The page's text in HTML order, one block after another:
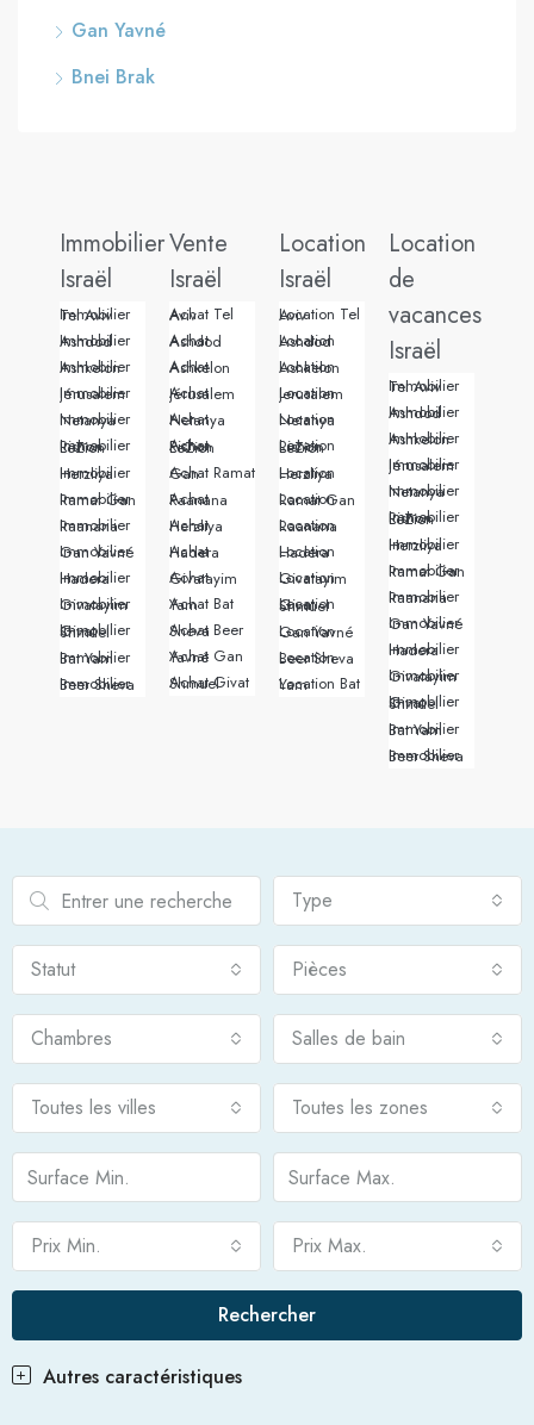
Gan Yavné
Bnei Brak
Immobilier
Israël
Immobilier Tel Aviv
Immobilier Ashdod
Immobilier Ashkelon
Immobilier Jérusalem
Immobilier Netanya
Immobilier Rishon LeZion
Immobilier Herzliya
Immobilier Ramat Gan
Immobilier Raanana
Immobilier Gan Yavné
Immobilier Hadera
Immobilier Givatayim
Immobilier Givat Shmuel
Immobilier Bat Yam
Immobilier Beer Sheva
Vente
Israël
Achat Tel Aviv
Achat Ashdod
Achat Ashkelon
Achat Jérusalem
Achat Netanya
Achat Rishon LeZion
Achat Ramat Gan
Achat Raanana
Achat Herzliya
Achat Hadera
Achat Givatayim
Achat Bat Yam
Achat Beer Sheva
Achat Gan Yavné
Achat Givat Shmuel
Location
Israël
Location Tel Aviv
Location Ashdod
Location Ashkelon
Location Jerusalem
Location Netanya
Location Rishon LeZion
Location Herzliya
Location Ramat Gan
Location Raanana
Location Hadera
Location Givatayim
Location Givat Shmuel
Location Gan Yavné
Location Beer Sheva
Location Bat Yam
Location
de
vacances
Israël
Immobilier Tel Aviv
Immobilier Ashdod
Immobilier Ashkelon
Immobilier Jérusalem
Immobilier Netanya
Immobilier Rishon LeZion
Immobilier Herzliya
Immobilier Ramat Gan
Immobilier Raanana
Immobilier Gan Yavné
Immobilier Hadera
Immobilier Givatayim
Immobilier Givat Shmuel
Immobilier Bat Yam
Immobilier Beer Sheva
Type
Statut Pièces
Chambres Salles de bain
Toutes les villes Toutes les zones
Prix Min. Prix Max.
Rechercher
Autres caractéristiques